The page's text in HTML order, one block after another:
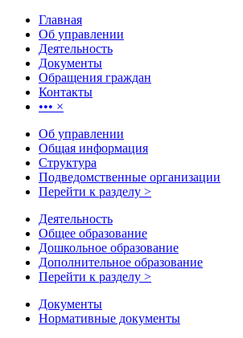
Главная
Об управлении
Деятельность
Документы
Обращения граждан
Контакты
••• ×
Об управлении
Общая информация
Структура
Подведомственные организации
Перейти к разделу >
Деятельность
Общее образование
Дошкольное образование
Дополнительное образование
Перейти к разделу >
Документы
Нормативные документы